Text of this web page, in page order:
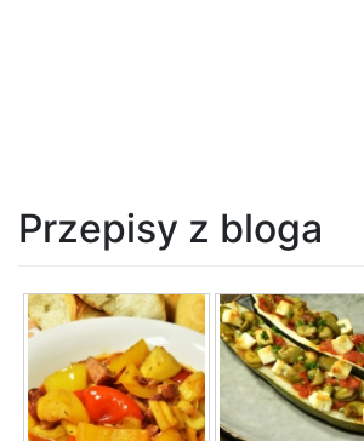
Przepisy z bloga